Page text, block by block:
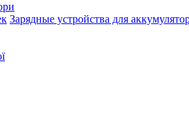
Зарядные устройства для